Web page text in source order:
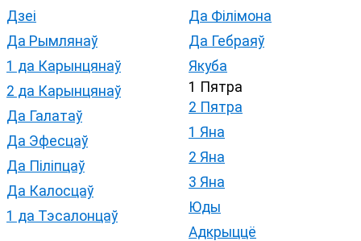
Дзеі
Да Рымлянаў
1 да Карынцянаў
2 да Карынцянаў
Да Галатаў
Да Эфесцаў
Да Піліпцаў
Да Калосцаў
1 да Тэсалонцаў
Да Філімона
Да Гебраяў
Якуба
1 Пятра
2 Пятра
1 Яна
2 Яна
3 Яна
Юды
Адкрыццё